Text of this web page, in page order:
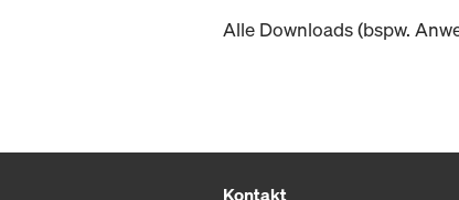
Alle Downloads (bspw.
Kontakt